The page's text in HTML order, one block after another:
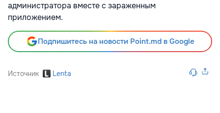
администратора вместе с зараженным
приложением.
Подпишитесь на новости Point.md в Google
Источник Lenta